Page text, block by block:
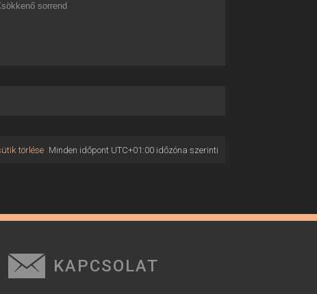
sorrend
Minden időpont UTC+01:00időzóna szerinti
törlése
KAPCSOLAT